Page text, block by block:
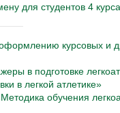
для студентов 4
курсовых и
в подготовке
в легкой атлетике»
обучения